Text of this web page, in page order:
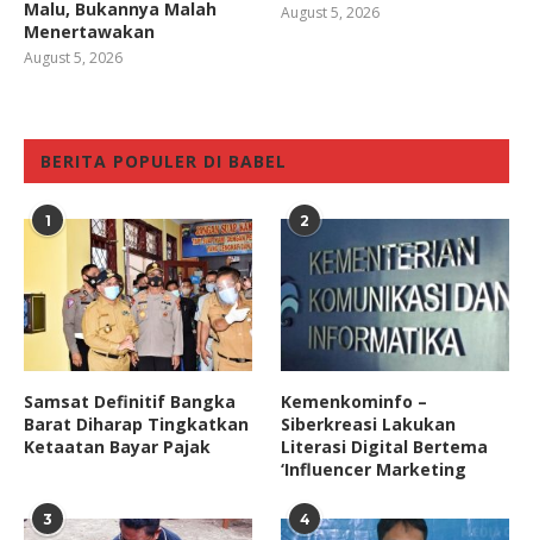
Malu, Bukannya Malah
Menertawakan
August 5, 2026
August 5, 2026
BERITA POPULER DI BABEL
1
Samsat Definitif Bangka
Barat Diharap Tingkatkan
Ketaatan Bayar Pajak
2
Kemenkominfo –
Siberkreasi Lakukan
Literasi Digital Bertema
‘Influencer Marketing
3 4